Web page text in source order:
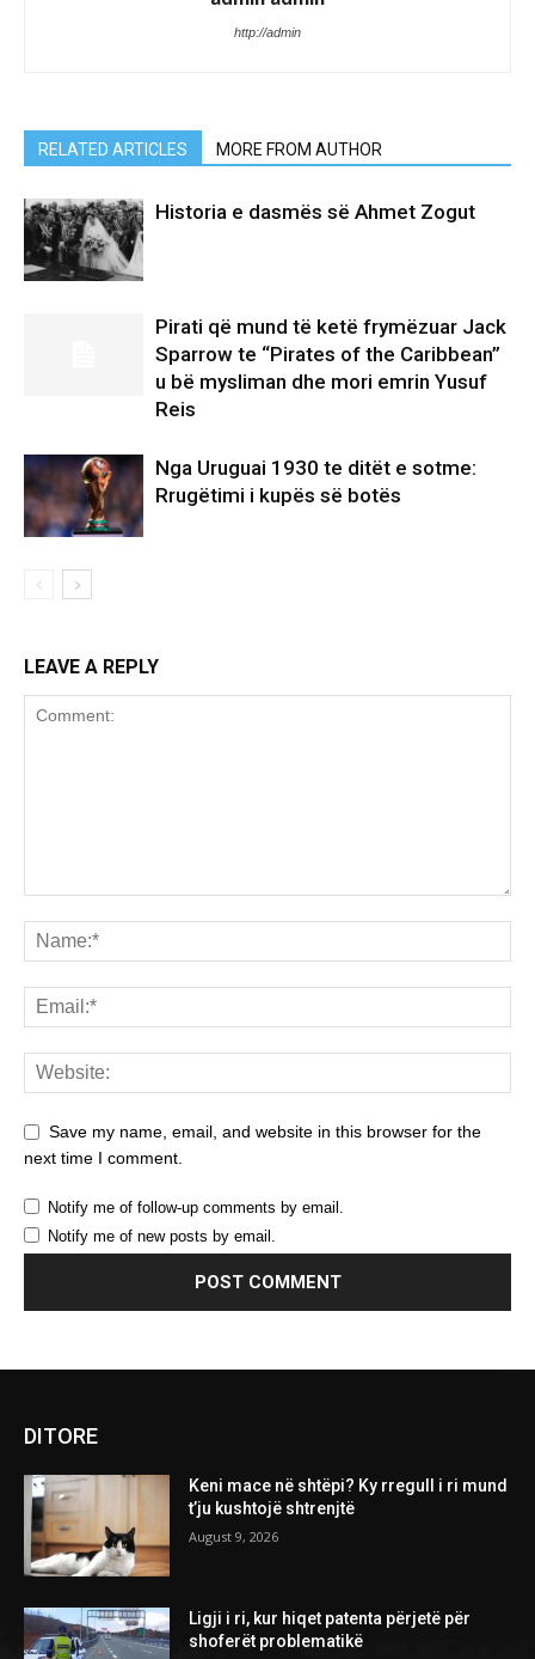
http://admin
RELATED ARTICLES MORE FROM AUTHOR
Historia e dasmës së Ahmet Zogut
Pirati që mund të ketë frymëzuar Jack
Sparrow te “Pirates of the Caribbean”
u bë mysliman dhe mori emrin Yusuf
Reis
Nga Uruguai 1930 te ditët e sotme:
Rrugëtimi i kupës së botës
LEAVE A REPLY
Save my name, email, and website in this browser for the
next time I comment.
Notify me of follow-up comments by email.
Notify me of new posts by email.
DITORE
Keni mace në shtëpi? Ky rregull i ri mund
t’ju kushtojë shtrenjtë
August 9, 2026
Ligji i ri, kur hiqet patenta përjetë për
shoferët problematikë